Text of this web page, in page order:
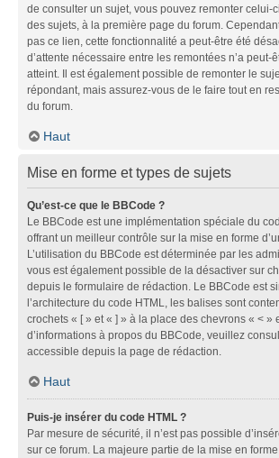
de consulter un sujet, vous pouvez remonter celui-
des sujets, à la première page du forum.
pas ce lien, cette fonctionnalité a peut-être été
d’attente nécessaire entre les remontées n’a peut-
atteint. Il est également possible de remonter le
répondant, mais assurez-vous de le faire tout en
du forum.
Haut
Mise en forme et types de sujets
Qu’est-ce que le BBCode ?
Le BBCode est une implémentation spéciale du
offrant un meilleur contrôle sur la mise en forme
L’utilisation du BBCode est déterminée par les
vous est également possible de la désactiver sur
depuis le formulaire de rédaction. Le BBCode est
l’architecture du code HTML, les balises sont
crochets « [ » et « ] » à la place des chevrons « < »
d’informations à propos du BBCode, veuillez
accessible depuis la page de rédaction.
Haut
Puis-je insérer du code HTML ?
Par mesure de sécurité, il n’est pas possible
sur ce forum. La majeure partie de la mise en